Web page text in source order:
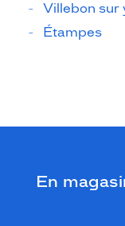
Villebon sur
Étampes
En